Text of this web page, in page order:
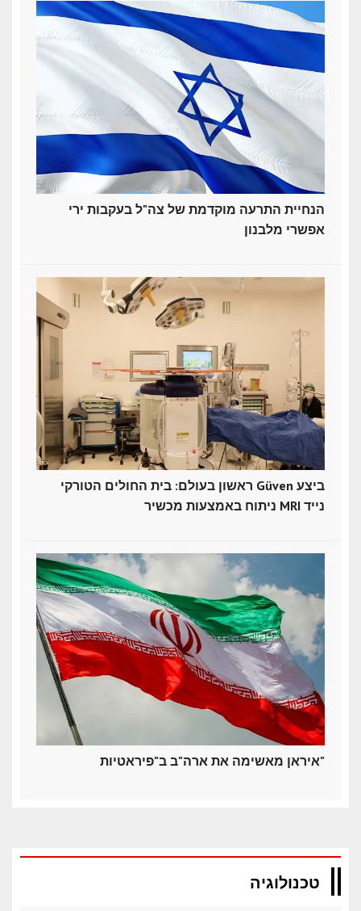
הנחיית התרעה מוקדמת של צה"ל בעקבות ירי
אפשרי מלבנון
ראשון בעולם: בית החולים הטורקי Güven ביצע
ניתוח באמצעות מכשיר MRI נייד
איראן מאשימה את ארה"ב ב"פיראטיות"
טכנולוגיה